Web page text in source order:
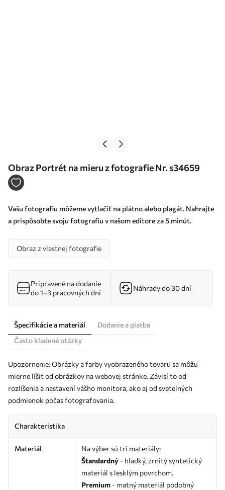
Obraz Portrét na mieru z fotografie Nr. s34659
Vašu fotografiu môžeme vytlačiť na plátno alebo plagát. Nahrajte
a prispôsobte svoju fotografiu v našom editore za 5 minút.
Obraz z vlastnej fotografie
Pripravené na dodanie
do 1–3 pracovných dní
Náhrady do 30 dní
Špecifikácie a materiál
Dodanie a platba
Často kladené otázky
Upozornenie: Obrázky a farby vyobrazeného tovaru sa môžu
mierne líšiť od obrázkov na webovej stránke. Závisí to od
rozlíšenia a nastavení vášho monitora, ako aj od svetelných
podmienok počas fotografovania.
Charakteristika
Materiál
Na výber sú tri materiály:
Štandardný - hladký, zrnitý syntetický
materiál s lesklým povrchom.
Premium - matný materiál podobný